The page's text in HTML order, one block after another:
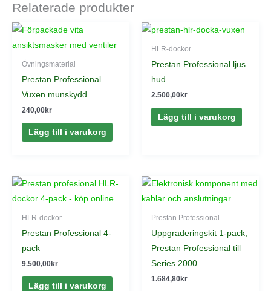
Relaterade produkter
Övningsmaterial
Prestan Professional –
Vuxen munskydd
240,00kr
Lägg till i varukorg
HLR-dockor
Prestan Professional ljus
hud
2.500,00kr
Lägg till i varukorg
HLR-dockor
Prestan Professional 4-
pack
9.500,00kr
Lägg till i varukorg
Prestan Professional
Uppgraderingskit 1-pack,
Prestan Professional till
Series 2000
1.684,80kr